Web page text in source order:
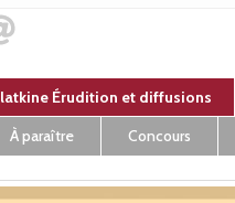
Érudition et diffusions
À paraître Concours